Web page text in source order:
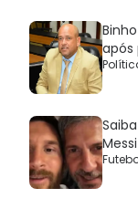
após